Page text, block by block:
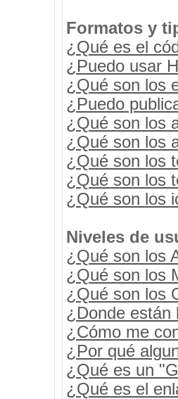
Formatos y
¿Qué es el
¿Puedo usar
¿Qué son los
¿Puedo
¿Qué son los
¿Qué son los
¿Qué son los
¿Qué son los
¿Qué son los
Niveles de
¿Qué son los
¿Qué son los
¿Qué son los
¿Donde están
¿Cómo me
¿Por qué
¿Qué es un
¿Qué es el